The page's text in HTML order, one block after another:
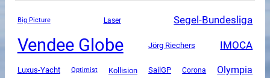
Big Picture Laser Segel-Bundesliga
Vendee Globe Jörg Riechers IMOCA
Luxus-Yacht Optimist Kollision SailGP Corona Olympia